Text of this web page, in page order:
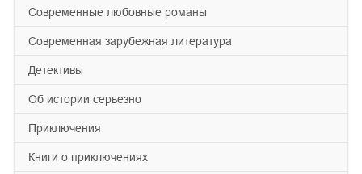
современные любовные романы
современная зарубежная литература
детективы
об истории серьезно
приключения
книги о приключениях